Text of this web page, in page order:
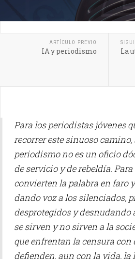
ARTÍCULO PREVIO
IA y periodismo La
Para los periodistas jóvenes
recorrer este sinuoso camino,
periodismo no es un oficio
de servicio y de rebeldía.
convierten la palabra en faro
dando voz a los silenciados,
desprotegidos y desnudando
se sirven y no sirven a la
que enfrentan la censura
defienden, aun con la vida, la